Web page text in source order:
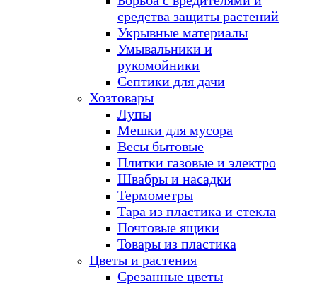
средства защиты растений
Укрывные материалы
Умывальники и
рукомойники
Септики для дачи
Хозтовары
Лупы
Мешки для мусора
Весы бытовые
Плитки газовые и электро
Швабры и насадки
Термометры
Тара из пластика и стекла
Почтовые ящики
Товары из пластика
Цветы и растения
Срезанные цветы